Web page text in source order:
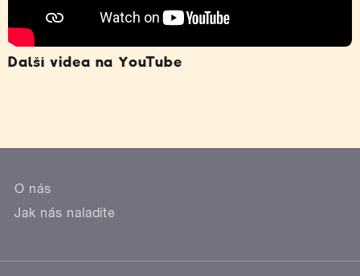
Další videa na YouTube
O nás
Jak nás naladíte